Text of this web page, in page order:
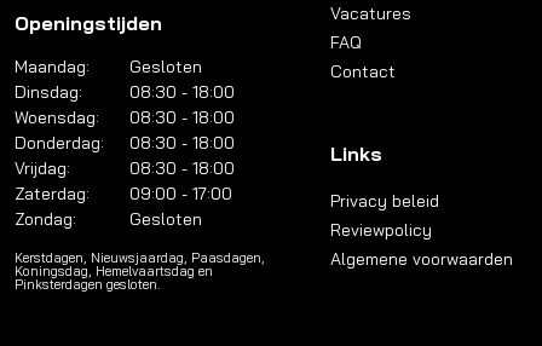
Openingstijden
Maandag:
Gesloten
Dinsdag:
08:30 - 18:00
Woensdag:
08:30 - 18:00
Donderdag:
08:30 - 18:00
Vrijdag:
08:30 - 18:00
Zaterdag:
09:00 - 17:00
Zondag:
Gesloten
Kerstdagen, Nieuwsjaardag, Paasdagen,
Koningsdag, Hemelvaartsdag en
Pinksterdagen gesloten.
Vacatures
FAQ
Contact
Links
Privacy beleid
Reviewpolicy
Algemene voorwaarden